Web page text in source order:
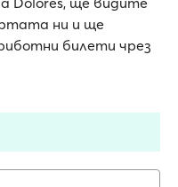
ни и ще
билети чрез